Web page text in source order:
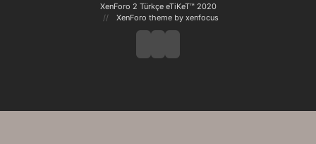
XenForo 2 Türkçe eTiKeT™ 2020
XenForo theme by xenfocus